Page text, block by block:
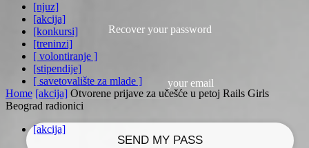
Recover your password
your email
[njuz]
[akcija]
[konkursi]
[treninzi]
[ volontiranje ]
[stipendije]
[ savetovalište za mlade ]
Home [akcija] Otvorene prijave za učešće u petoj Rails Girls
Beograd radionici
[akcija]